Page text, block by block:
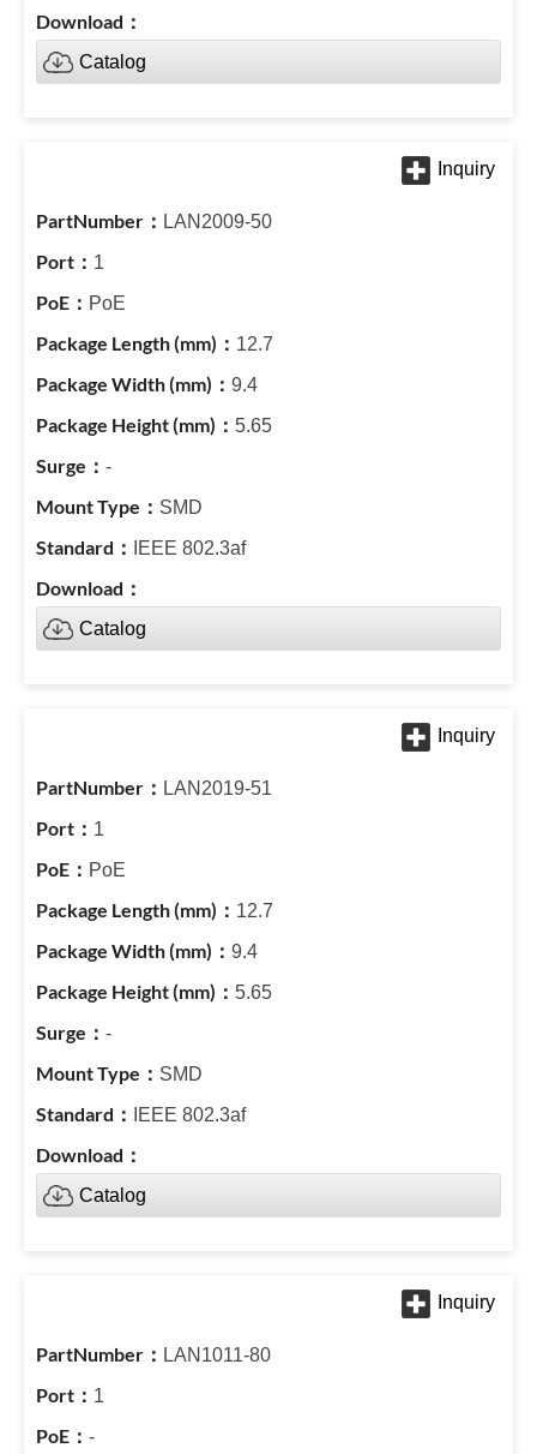
Catalog
LAN2009-50
1
PoE
12.7
9.4
5.65
-
SMD
IEEE 802.3af
Catalog
LAN2019-51
1
PoE
12.7
9.4
5.65
-
SMD
IEEE 802.3af
Catalog
LAN1011-80
1
-